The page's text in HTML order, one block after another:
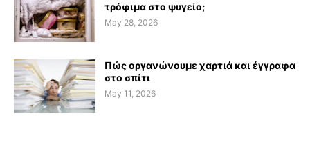
τρόφιμα στο ψυγείο;
May 28, 2026
Πώς οργανώνουμε χαρτιά και έγγραφα
στο σπίτι
May 11, 2026